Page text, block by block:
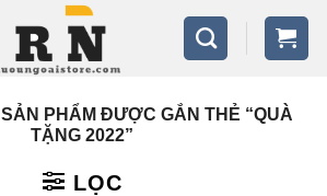
SẢN PHẨM ĐƯỢC GẮN THẺ “QUÀ
TẶNG 2022”
LỌC